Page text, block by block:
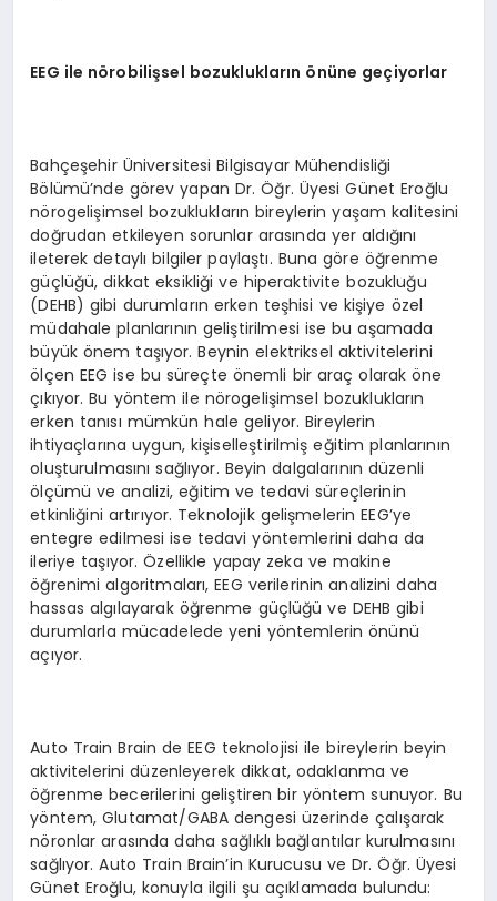
EEG ile nörobilişsel bozuklukların önüne geçiyorlar
Bahçeşehir Üniversitesi Bilgisayar Mühendisliği
Bölümü’nde görev yapan Dr. Öğr. Üyesi Günet Eroğlu
nörogelişimsel bozuklukların bireylerin yaşam kalitesini
doğrudan etkileyen sorunlar arasında yer aldığını
ileterek detaylı bilgiler paylaştı. Buna göre öğrenme
güçlüğü, dikkat eksikliği ve hiperaktivite bozukluğu
(DEHB) gibi durumların erken teşhisi ve kişiye özel
müdahale planlarının geliştirilmesi ise bu aşamada
büyük önem taşıyor. Beynin elektriksel aktivitelerini
ölçen EEG ise bu süreçte önemli bir araç olarak öne
çıkıyor. Bu yöntem ile nörogelişimsel bozuklukların
erken tanısı mümkün hale geliyor. Bireylerin
ihtiyaçlarına uygun, kişiselleştirilmiş eğitim planlarının
oluşturulmasını sağlıyor. Beyin dalgalarının düzenli
ölçümü ve analizi, eğitim ve tedavi süreçlerinin
etkinliğini artırıyor. Teknolojik gelişmelerin EEG’ye
entegre edilmesi ise tedavi yöntemlerini daha da
ileriye taşıyor. Özellikle yapay zeka ve makine
öğrenimi algoritmaları, EEG verilerinin analizini daha
hassas algılayarak öğrenme güçlüğü ve DEHB gibi
durumlarla mücadelede yeni yöntemlerin önünü
açıyor.
Auto Train Brain de EEG teknolojisi ile bireylerin beyin
aktivitelerini düzenleyerek dikkat, odaklanma ve
öğrenme becerilerini geliştiren bir yöntem sunuyor. Bu
yöntem, Glutamat/GABA dengesi üzerinde çalışarak
nöronlar arasında daha sağlıklı bağlantılar kurulmasını
sağlıyor. Auto Train Brain’in Kurucusu ve Dr. Öğr. Üyesi
Günet Eroğlu, konuyla ilgili şu açıklamada bulundu: